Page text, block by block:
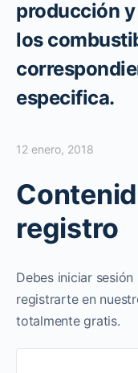
producción
los
especifica.
12 enero, 2018
registro
Debes iniciar
registrarte en
totalmente gratis.